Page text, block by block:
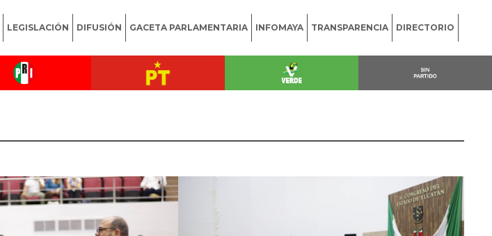
LEGISLACIÓN DIFUSIÓN GACETA PARLAMENTARIA INFOMAYA TRANSPARENCIA DIRECTORIO